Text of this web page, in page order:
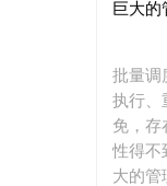
巨大的
批量调
执行、
免，存
性得不
大的管